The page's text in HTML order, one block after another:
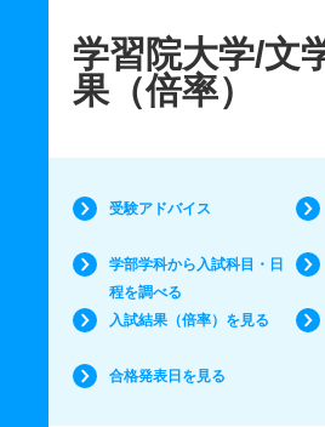
学習院大学/文
果（倍率）
受験アドバイス
学部学科から入試科目・日
程を調べる
入試結果（倍率）を見る
合格発表日を見る